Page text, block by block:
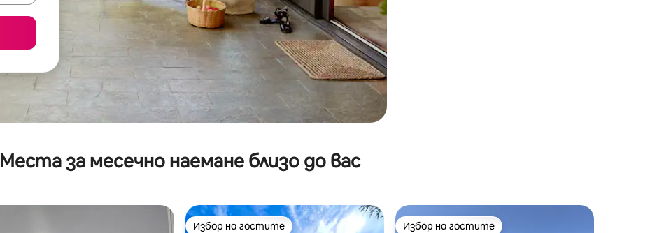
Места за месечно наемане близо до вас
Избор на гостите Избор на гостите